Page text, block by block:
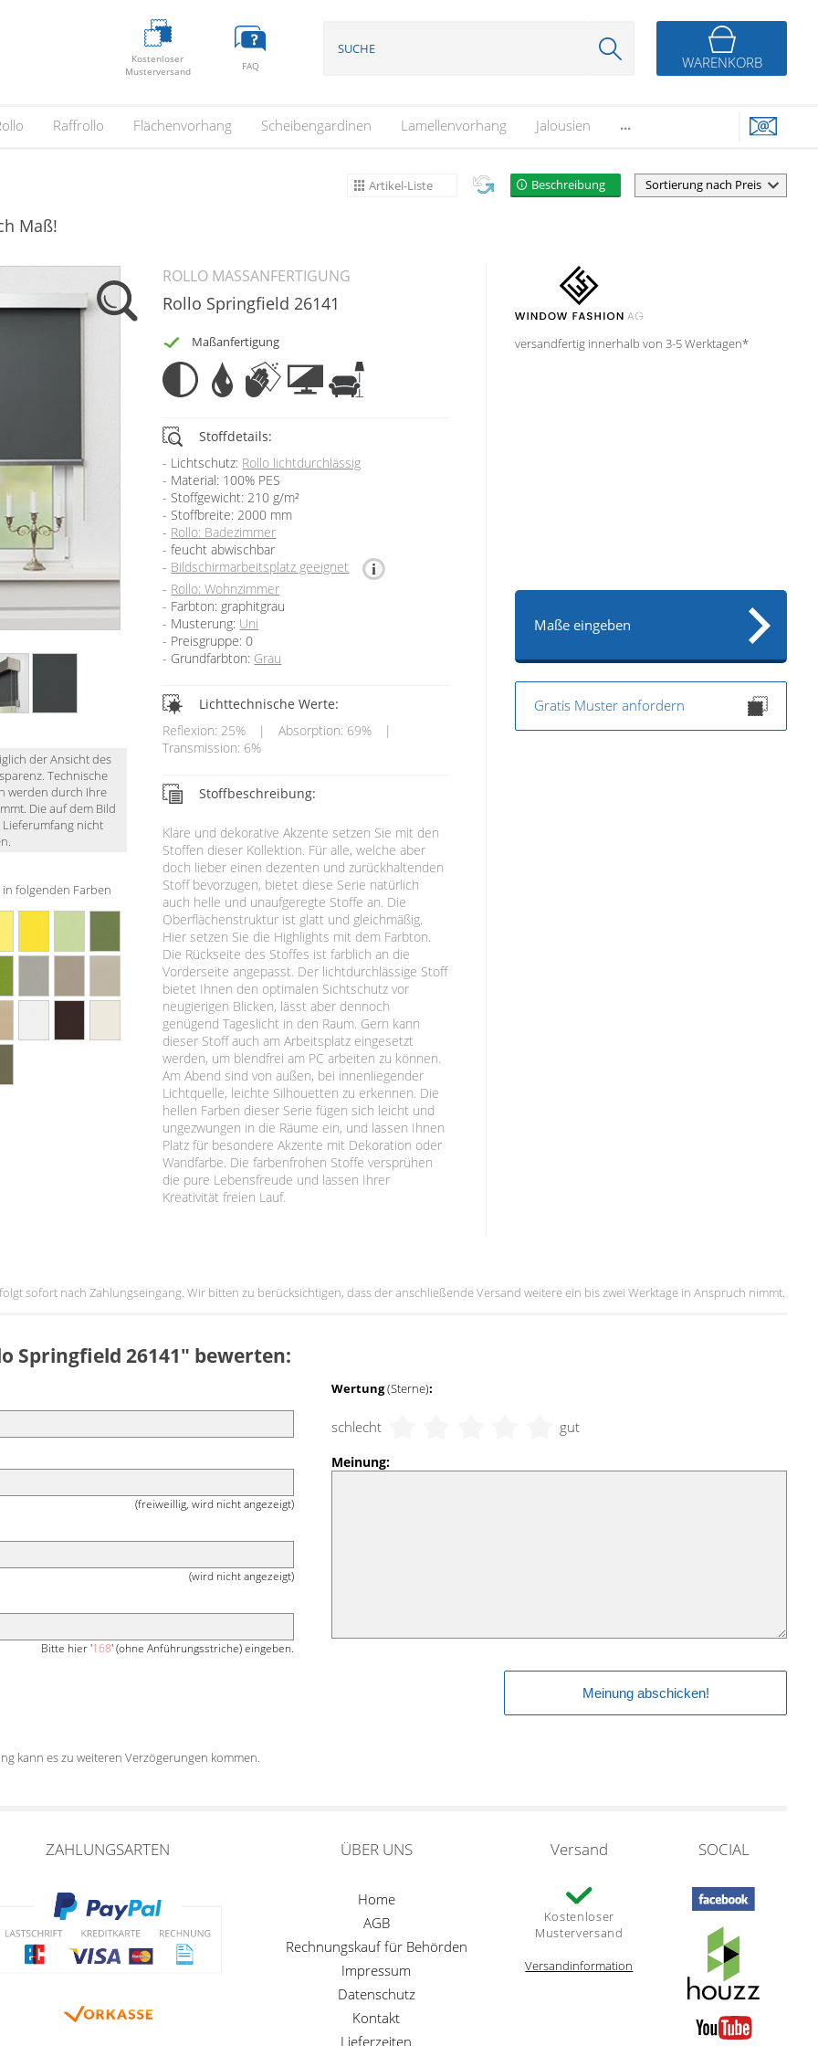
Kostenloser
Musterversand
FAQ WARENKORB
Raffrollo Flächenvorhang Scheibengardinen Lamellenvorhang Jalousien ...
Artikel-Liste Beschreibung
Maß!
der Ansicht des
Technische
werden durch Ihre
Die auf dem Bild
Lieferumfang nicht
folgenden Farben
ROLLO MASSANFERTIGUNG
Rollo Springfield 26141
Maßanfertigung
Stoffdetails:
Lichtschutz: Rollo lichtdurchlässig
Material: 100% PES
Stoffgewicht: 210 g/m²
Stoffbreite: 2000 mm
Rollo: Badezimmer
feucht abwischbar
Bildschirmarbeitsplatz geeignet
Rollo: Wohnzimmer
Farbton: graphitgrau
Musterung: Uni
Preisgruppe: 0
Grundfarbton: Grau
Lichttechnische Werte:
Reflexion: 25%
| Absorption: 69%
|
Transmission: 6%
Stoffbeschreibung:
Klare und dekorative Akzente setzen Sie mit den
Stoffen dieser Kollektion. Für alle, welche aber
doch lieber einen dezenten und zurückhaltenden
Stoff bevorzugen, bietet diese Serie natürlich
auch helle und unaufgeregte Stoffe an. Die
Oberflächenstruktur ist glatt und gleichmäßig.
Hier setzen Sie die Highlights mit dem Farbton.
Die Rückseite des Stoffes ist farblich an die
Vorderseite angepasst. Der lichtdurchlässige Stoff
bietet Ihnen den optimalen Sichtschutz vor
neugierigen Blicken, lässt aber dennoch
genügend Tageslicht in den Raum. Gern kann
dieser Stoff auch am Arbeitsplatz eingesetzt
werden, um blendfrei am PC arbeiten zu können.
Am Abend sind von außen, bei innenliegender
Lichtquelle, leichte Silhouetten zu erkennen. Die
hellen Farben dieser Serie fügen sich leicht und
ungezwungen in die Räume ein, und lassen Ihnen
Platz für besondere Akzente mit Dekoration oder
Wandfarbe. Die farbenfrohen Stoffe versprühen
die pure Lebensfreude und lassen Ihrer
Kreativität freien Lauf.
versandfertig innerhalb von 3-5 Werktagen*
Maße eingeben
Gratis Muster anfordern
sofort nach Zahlungseingang. Wir bitten zu berücksichtigen, dass der anschließende Versand weitere ein bis zwei Werktage in Anspruch nimmt.
Springfield 26141" bewerten:
(freiweillig, wird nicht angezeigt)
(wird nicht angezeigt)
Bitte hier '168' (ohne Anführungsstriche) eingeben.
Wertung(Sterne):
schlecht gut
Meinung:
kann es zu weiteren Verzögerungen kommen.
ZAHLUNGSARTEN ÜBER UNS
Home
AGB
Rechnungskauf für Behörden
Impressum
Datenschutz
Kontakt
Lieferzeiten
Versand
Kostenloser
Musterversand
Versandinformation
SOCIAL